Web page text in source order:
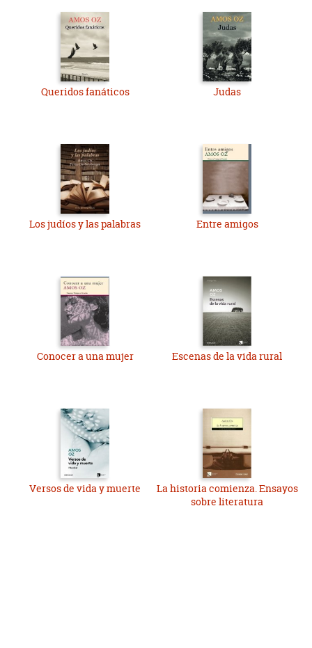
Queridos fanáticos Judas
Los judíos y las palabras Entre amigos
Conocer a una mujer Escenas de la vida rural
Versos de vida y muerte
La historia comienza. Ensayos
sobre literatura